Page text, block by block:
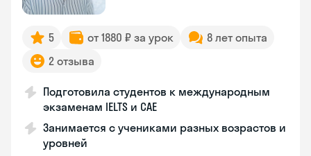
5 от 1880 ₽ за урок
8 лет опыта
2 отзыва
Подготовила студентов к международным
экзаменам IELTS и CAE
Занимается с учениками разных возрастов и
уровней